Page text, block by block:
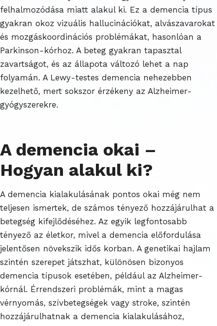
felhalmozódása miatt alakul ki. Ez a demencia típus
gyakran okoz vizuális hallucinációkat, alvászavarokat
és mozgáskoordinációs problémákat, hasonlóan a
Parkinson-kórhoz. A beteg gyakran tapasztal
zavartságot, és az állapota változó lehet a nap
folyamán. A Lewy-testes demencia nehezebben
kezelhető, mert sokszor érzékeny az Alzheimer-
gyógyszerekre.
A demencia okai –
Hogyan alakul ki?
A demencia kialakulásának pontos okai még nem
teljesen ismertek, de számos tényező hozzájárulhat a
betegség kifejlődéséhez. Az egyik legfontosabb
tényező az életkor, mivel a demencia előfordulása
jelentősen növekszik idős korban. A genetikai hajlam
szintén szerepet játszhat, különösen bizonyos
demencia típusok esetében, például az Alzheimer-
kórnál. Érrendszeri problémák, mint a magas
vérnyomás, szívbetegségek vagy stroke, szintén
hozzájárulhatnak a demencia kialakulásához,